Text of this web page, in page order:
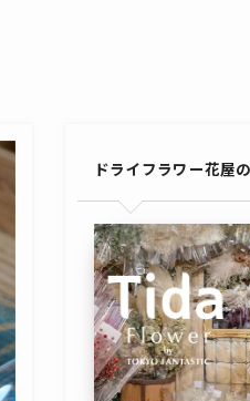
ドライフラワー花屋